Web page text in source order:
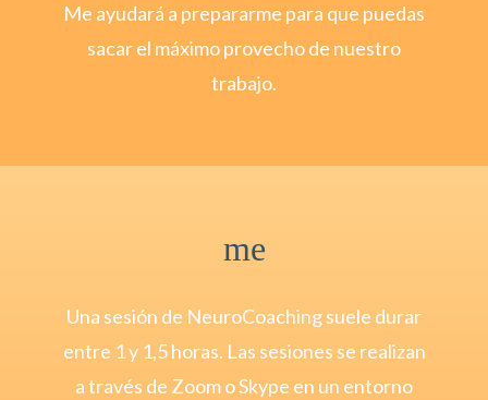
Me ayudará a prepararme para que puedas
sacar el máximo provecho de nuestro
trabajo.
me
Una sesión de NeuroCoaching suele durar
entre 1 y 1,5 horas. Las sesiones se realizan
a través de Zoom o Skype en un entorno